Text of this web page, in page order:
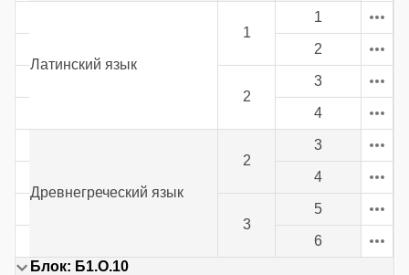
Латинский язык
1
1
2
2
3
4
Древнегреческий язык
2
3
4
3
5
6
Блок: Б1.О.10